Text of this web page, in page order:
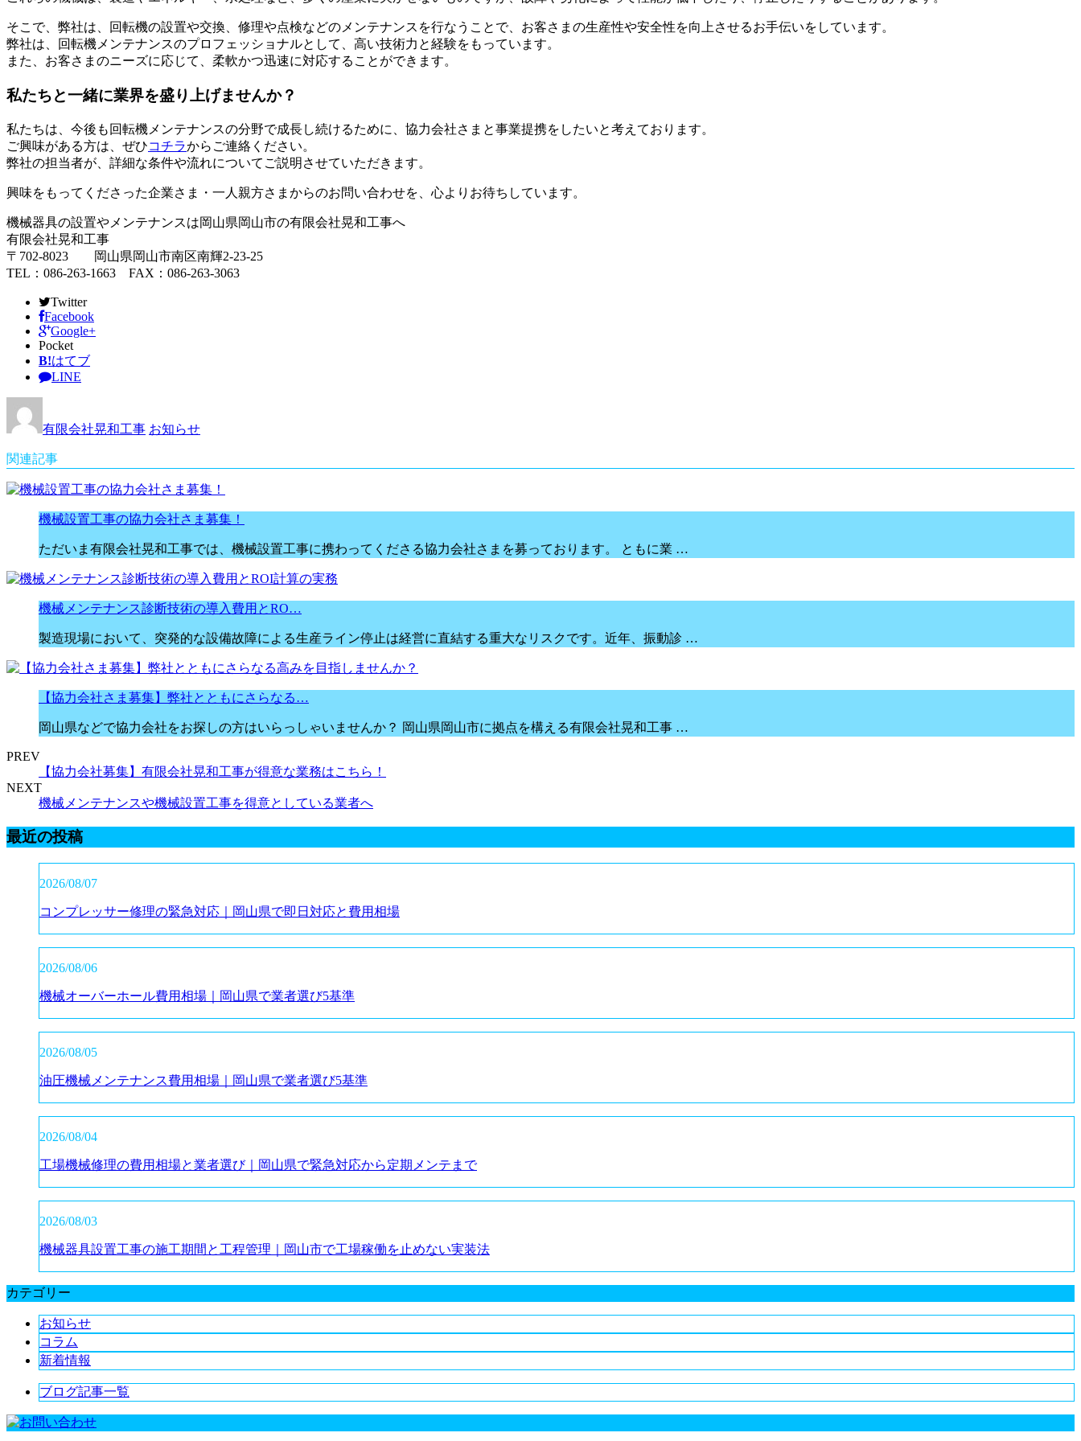
そこで、弊社は、回転機の設置や交換、修理や点検などのメンテナンスを行なうことで、お客さまの生産性や安全性を向上させるお手伝いをしています。
弊社は、回転機メンテナンスのプロフェッショナルとして、高い技術力と経験をもっています。
また、お客さまのニーズに応じて、柔軟かつ迅速に対応することができます。
私たちと一緒に業界を盛り上げませんか？
私たちは、今後も回転機メンテナンスの分野で成長し続けるために、協力会社さまと事業提携をしたいと考えております。
ご興味がある方は、ぜひコチラからご連絡ください。
弊社の担当者が、詳細な条件や流れについてご説明させていただきます。
興味をもってくださった企業さま・一人親方さまからのお問い合わせを、心よりお待ちしています。
機械器具の設置やメンテナンスは岡山県岡山市の有限会社晃和工事へ
有限会社晃和工事
〒702-8023 岡山県岡山市南区南輝2-23-25
TEL：086-263-1663 FAX：086-263-3063
Twitter
Facebook
Google+
Pocket
B!はてブ
LINE
有限会社晃和工事 お知らせ
関連記事
機械設置工事の協力会社さま募集！
ただいま有限会社晃和工事では、機械設置工事に携わってくださる協力会社さまを募っております。 ともに業 …
機械メンテナンス診断技術の導入費用とRO…
製造現場において、突発的な設備故障による生産ライン停止は経営に直結する重大なリスクです。近年、振動診 …
【協力会社さま募集】弊社とともにさらなる…
岡山県などで協力会社をお探しの方はいらっしゃいませんか？ 岡山県岡山市に拠点を構える有限会社晃和工事 …
PREV
【協力会社募集】有限会社晃和工事が得意な業務はこちら！
NEXT
機械メンテナンスや機械設置工事を得意としている業者へ
最近の投稿
2026/08/07
コンプレッサー修理の緊急対応｜岡山県で即日対応と費用相場
2026/08/06
機械オーバーホール費用相場｜岡山県で業者選び5基準
2026/08/05
油圧機械メンテナンス費用相場｜岡山県で業者選び5基準
2026/08/04
工場機械修理の費用相場と業者選び｜岡山県で緊急対応から定期メンテまで
2026/08/03
機械器具設置工事の施工期間と工程管理｜岡山市で工場稼働を止めない実装法
カテゴリー
お知らせ
コラム
新着情報
ブログ記事一覧